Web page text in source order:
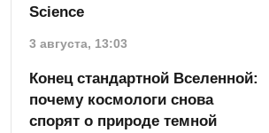
Science
3 августа, 13:03
Конец стандартной Вселенной:
почему космологи снова
спорят о природе темной